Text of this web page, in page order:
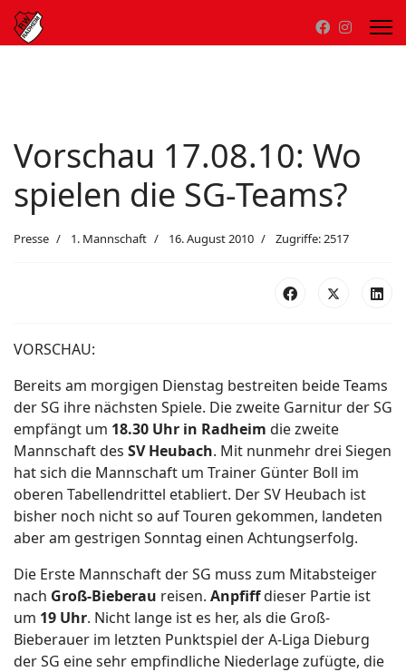
Vorschau 17.08.10: Wo
spielen die SG-Teams?
Presse 1. Mannschaft 16. August 2010 Zugriffe: 2517
VORSCHAU:
Bereits am morgigen Dienstag bestreiten beide Teams
der SG ihre nächsten Spiele. Die zweite Garnitur der SG
empfängt um 18.30 Uhr in Radheim die zweite
Mannschaft des SV Heubach. Mit nunmehr drei Siegen
hat sich die Mannschaft um Trainer Günter Boll im
oberen Tabellendrittel etabliert. Der SV Heubach ist
bisher noch nicht so auf Touren gekommen, landeten
aber am gestrigen Sonntag einen Achtungserfolg.
Die Erste Mannschaft der SG muss zum Mitabsteiger
nach Groß-Bieberau reisen. Anpfiffdieser Partie ist
um 19 Uhr. Nicht lange ist es her, als die Groß-
Bieberauer im letzten Punktspiel der A-Liga Dieburg
der SG eine sehr empfindliche Niederlage zufügte, die